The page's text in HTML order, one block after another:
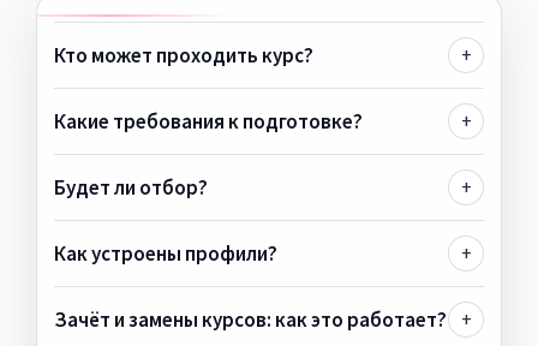
Кто может проходить курс? +
Какие требования к подготовке? +
Будет ли отбор? +
Как устроены профили? +
Зачёт и замены курсов: как это работает? +